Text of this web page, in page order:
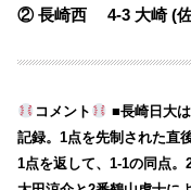
② 長崎西 4-3 大崎 (
コメント
■長崎日大
記録。1点を先制された直
1点を返して、1-1の同点